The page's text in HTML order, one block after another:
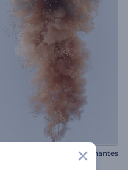
Logotipo de Partículas Brilhantes